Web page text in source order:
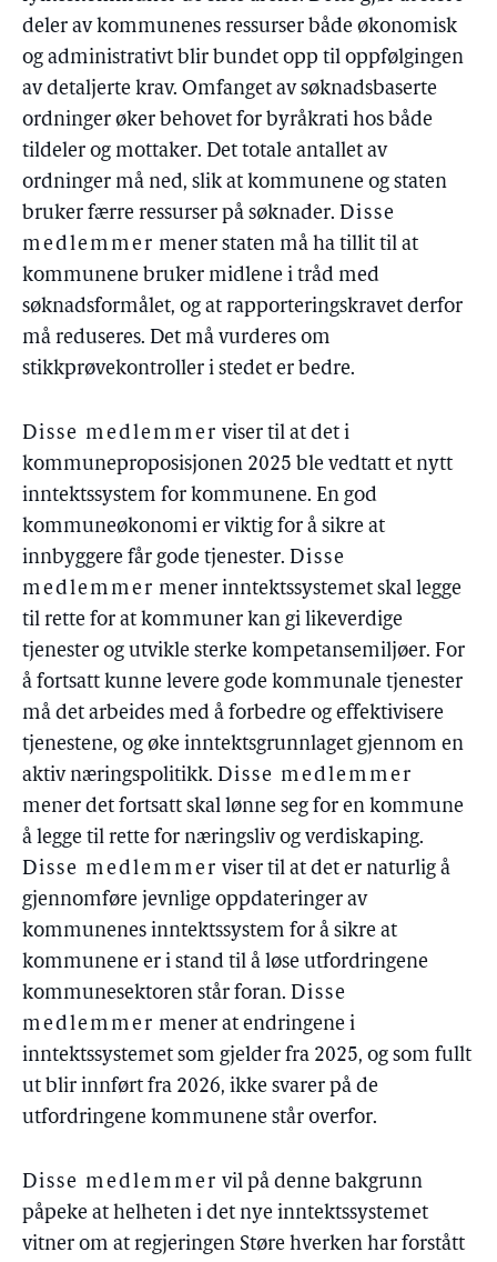
deler av kommunenes ressurser både økonomisk
og administrativt blir bundet opp til oppfølgingen
av detaljerte krav. Omfanget av søknadsbaserte
ordninger øker behovet for byråkrati hos både
tildeler og mottaker. Det totale antallet av
ordninger må ned, slik at kommunene og staten
bruker færre ressurser på søknader. Disse
medlemmer mener staten må ha tillit til at
kommunene bruker midlene i tråd med
søknadsformålet, og at rapporteringskravet derfor
må reduseres. Det må vurderes om
stikkprøvekontroller i stedet er bedre.
Disse medlemmer viser til at det i
kommuneproposisjonen 2025 ble vedtatt et nytt
inntektssystem for kommunene. En god
kommuneøkonomi er viktig for å sikre at
innbyggere får gode tjenester. Disse
medlemmer mener inntektssystemet skal legge
til rette for at kommuner kan gi likeverdige
tjenester og utvikle sterke kompetansemiljøer. For
å fortsatt kunne levere gode kommunale tjenester
må det arbeides med å forbedre og effektivisere
tjenestene, og øke inntektsgrunnlaget gjennom en
aktiv næringspolitikk. Disse medlemmer
mener det fortsatt skal lønne seg for en kommune
å legge til rette for næringsliv og verdiskaping.
Disse medlemmer viser til at det er naturlig å
gjennomføre jevnlige oppdateringer av
kommunenes inntektssystem for å sikre at
kommunene er i stand til å løse utfordringene
kommunesektoren står foran. Disse
medlemmer mener at endringene i
inntektssystemet som gjelder fra 2025, og som fullt
ut blir innført fra 2026, ikke svarer på de
utfordringene kommunene står overfor.
Disse medlemmer vil på denne bakgrunn
påpeke at helheten i det nye inntektssystemet
vitner om at regjeringen Støre hverken har forstått